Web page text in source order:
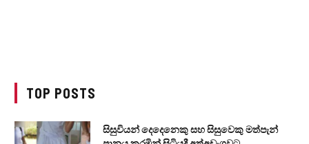
TOP POSTS
සිසුවියන් දෙදෙනෙකු සහ සිසුවෙකු මත්පැන්